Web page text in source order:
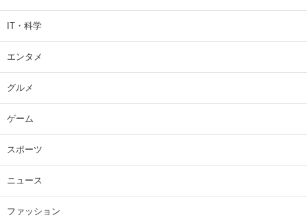
IT・科学
エンタメ
グルメ
ゲーム
スポーツ
ニュース
ファッション